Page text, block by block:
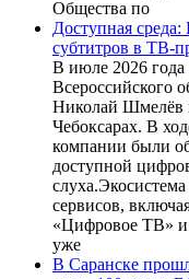
Общества по
Доступная
субтитров в ТВ-
В июле 2026
Всероссийского
Николай Шмелёв
Чебоксарах. В
компании были
доступной
сервисов,
«Цифровое ТВ» и
уже
В Саранске